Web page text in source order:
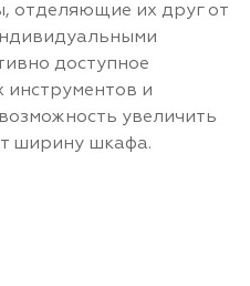
отделяющие их друг от
доступное
инструментов и
увеличить
ширину шкафа.